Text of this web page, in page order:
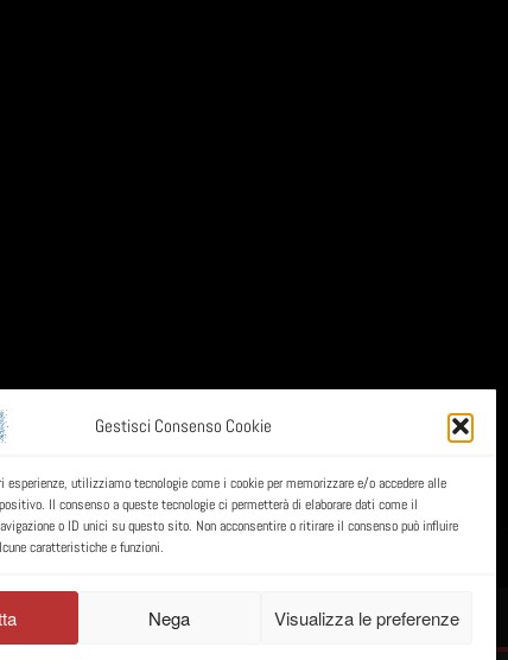
Gestisci Consenso Cookie
esperienze, utilizziamo tecnologie come i cookie per memorizzare e/o accedere alle
Il consenso a queste tecnologie ci permetterà di elaborare dati come il
o ID unici su questo sito. Non acconsentire o ritirare il consenso può influire
caratteristiche e funzioni.
Nega Visualizza le preferenze